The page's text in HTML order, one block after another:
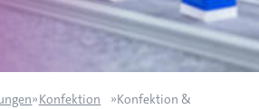
»Konfektion
»Konfektion &